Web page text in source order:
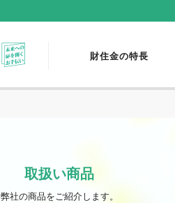
財住金の特長
取扱い商品
弊社の商品をご紹介します。